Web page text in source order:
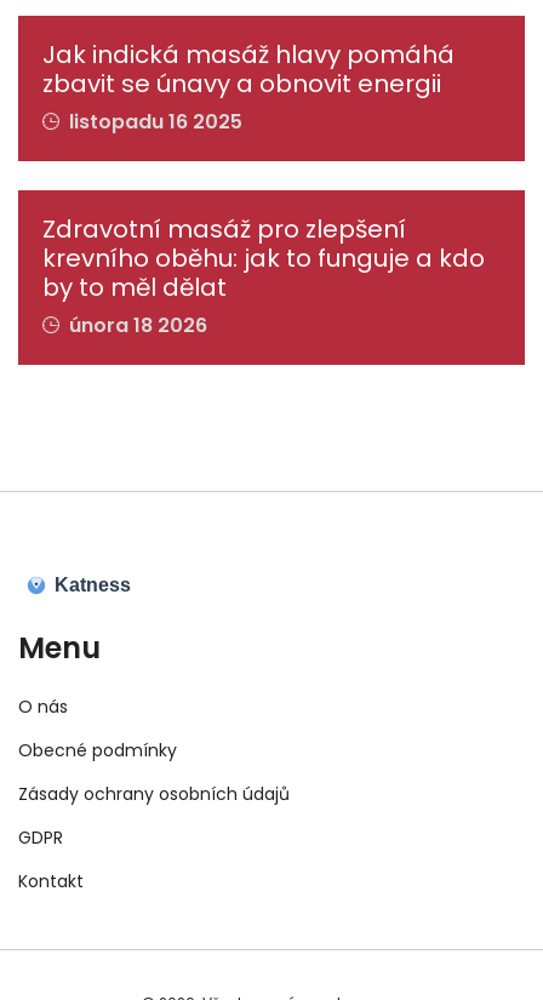
Jak indická masáž hlavy pomáhá
zbavit se únavy a obnovit energii
listopadu 16 2025
Zdravotní masáž pro zlepšení
krevního oběhu: jak to funguje a kdo
by to měl dělat
února 18 2026
Menu
O nás
Obecné podmínky
Zásady ochrany osobních údajů
GDPR
Kontakt